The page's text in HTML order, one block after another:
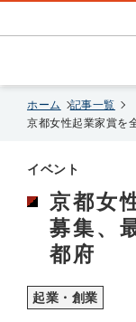
ホーム
記事一覧
京都女性起業家賞を
イベント
京都女
募集、
都府
起業・創業